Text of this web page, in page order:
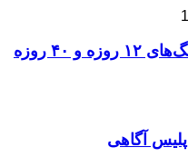
۲ عامل مهم صهیونیست‌ها در جنگ‌های ۱۲ روزه و ۴۰ روزه
آگاهی